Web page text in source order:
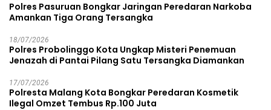
Polres Pasuruan Bongkar Jaringan Peredaran Narkoba
Amankan Tiga Orang Tersangka
18/07/2026
Polres Probolinggo Kota Ungkap Misteri Penemuan
Jenazah di Pantai Pilang Satu Tersangka Diamankan
17/07/2026
Polresta Malang Kota Bongkar Peredaran Kosmetik
Ilegal Omzet Tembus Rp.100 Juta